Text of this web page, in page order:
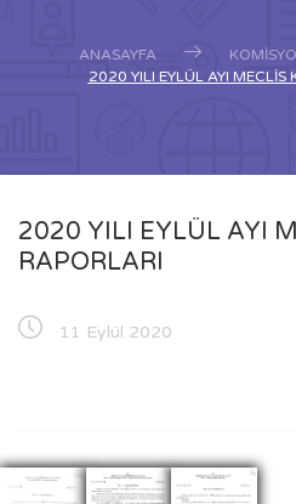
ANASAYFA
2020 YILI EYLÜL AYI MECLİS
2020 YILI EYLÜL AYI
RAPORLARI
11 Eylül 2020